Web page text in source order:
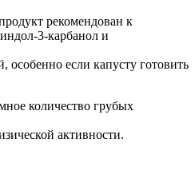
рекомендован к
3-карбанол и
особенно если капусту готовить
количество грубых
активности.